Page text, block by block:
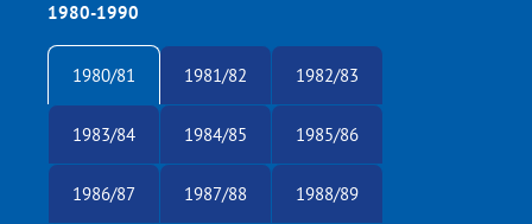
1980-1990
1980/81 1981/82 1982/83
1983/84 1984/85 1985/86
1986/87 1987/88 1988/89